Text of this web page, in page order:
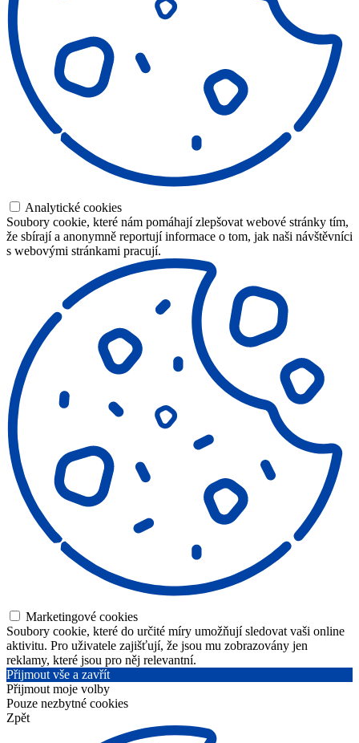
Analytické cookies
Soubory cookie, které nám pomáhají zlepšovat webové stránky tím,
že sbírají a anonymně reportují informace o tom, jak naši návštěvníci
s webovými stránkami pracují.
Marketingové cookies
Soubory cookie, které do určité míry umožňují sledovat vaši online
aktivitu. Pro uživatele zajišťují, že jsou mu zobrazovány jen
reklamy, které jsou pro něj relevantní.
Přijmout vše a zavřít
Přijmout moje volby
Pouze nezbytné cookies
Zpět